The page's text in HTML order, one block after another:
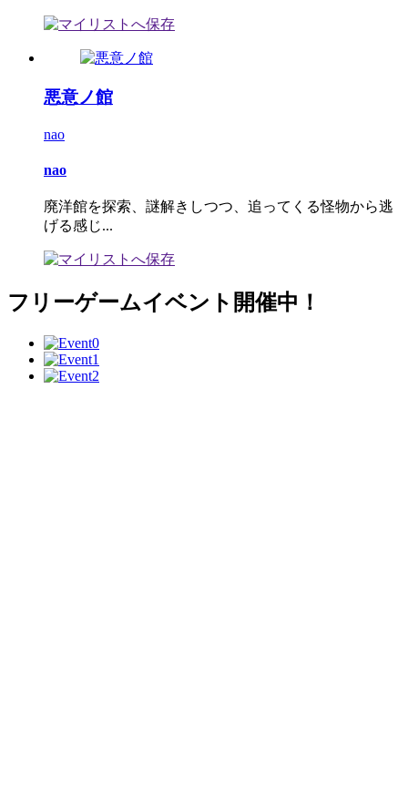
悪意ノ館
nao
nao
廃洋館を探索、謎解きしつつ、追ってくる怪物から逃
げる感じ...
フリーゲームイベント開催中！